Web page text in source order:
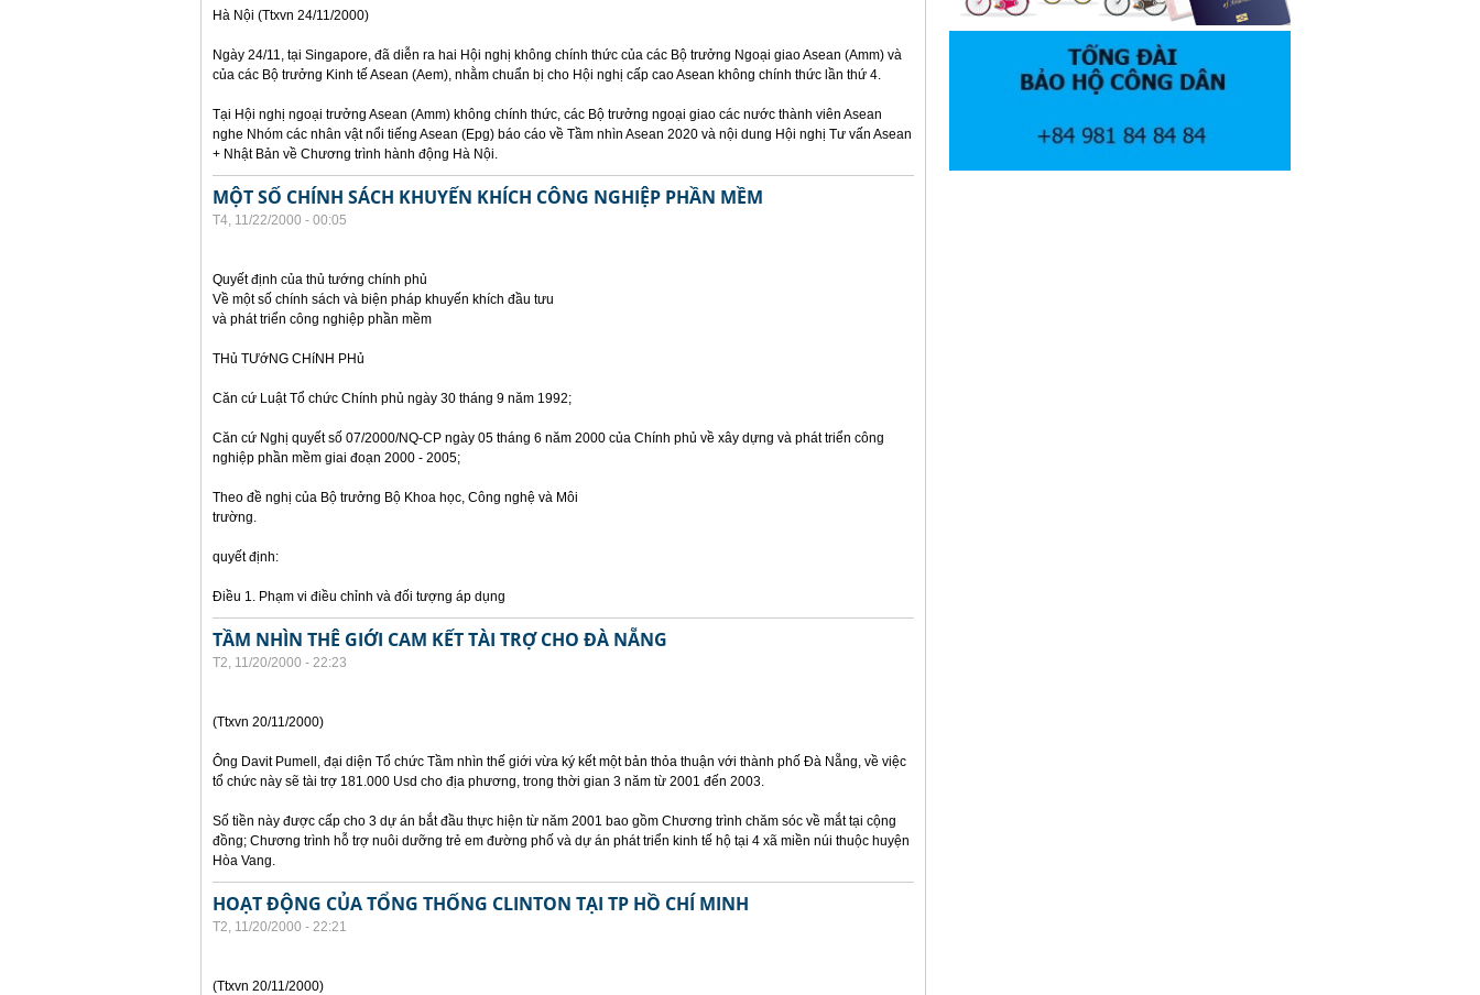
Hà Nội (Ttxvn 24/11/2000)
Ngày 24/11, tại Singapore, đã diễn ra hai Hội nghị không chính thức của các Bộ trưởng Ngoại giao Asean (Amm) và
của các Bộ trưởng Kinh tế Asean (Aem), nhằm chuẩn bị cho Hội nghị cấp cao Asean không chính thức lần thứ 4.
Tại Hội nghị ngoại trưởng Asean (Amm) không chính thức, các Bộ trưởng ngoại giao các nước thành viên Asean
nghe Nhóm các nhân vật nổi tiếng Asean (Epg) báo cáo về Tầm nhìn Asean 2020 và nội dung Hội nghị Tư vấn Asean
+ Nhật Bản về Chương trình hành động Hà Nội.
MỘT SỐ CHÍNH SÁCH KHUYẾN KHÍCH CÔNG NGHIỆP PHẦN MỀM
T4, 11/22/2000 - 00:05
Quyết định của thủ tướng chính phủ
Về một số chính sách và biện pháp khuyến khích đầu tưu
và phát triển công nghiệp phần mềm
THủ TƯớNG CHíNH PHủ
Căn cứ Luật Tổ chức Chính phủ ngày 30 tháng 9 năm 1992;
Căn cứ Nghị quyết số 07/2000/NQ-CP ngày 05 tháng 6 năm 2000 của Chính phủ về xây dựng và phát triển công
nghiệp phần mềm giai đoạn 2000 - 2005;
Theo đề nghị của Bộ trưởng Bộ Khoa học, Công nghệ và Môi
trường.
quyết định:
Điều 1. Phạm vi điều chỉnh và đối tượng áp dụng
TẦM NHÌN THÊ GIỚI CAM KẾT TÀI TRỢ CHO ĐÀ NẴNG
T2, 11/20/2000 - 22:23
(Ttxvn 20/11/2000)
Ông Davit Pumell, đại diện Tổ chức Tầm nhìn thế giới vừa ký kết một bản thỏa thuận với thành phố Đà Nẵng, về việc
tổ chức này sẽ tài trợ 181.000 Usd cho địa phương, trong thời gian 3 năm từ 2001 đến 2003.
Số tiền này được cấp cho 3 dự án bắt đầu thực hiện từ năm 2001 bao gồm Chương trình chăm sóc về mắt tại cộng
đồng; Chương trình hỗ trợ nuôi dưỡng trẻ em đường phố và dự án phát triển kinh tế hộ tại 4 xã miền núi thuộc huyện
Hòa Vang.
HOẠT ĐỘNG CỦA TỔNG THỐNG CLINTON TẠI TP HỒ CHÍ MINH
T2, 11/20/2000 - 22:21
(Ttxvn 20/11/2000)